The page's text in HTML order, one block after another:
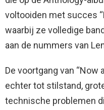
voltooiden met succes
waarbij ze volledige
aan de nummers van
De voortgang van “Now
echter tot stilstand,
technische problemen